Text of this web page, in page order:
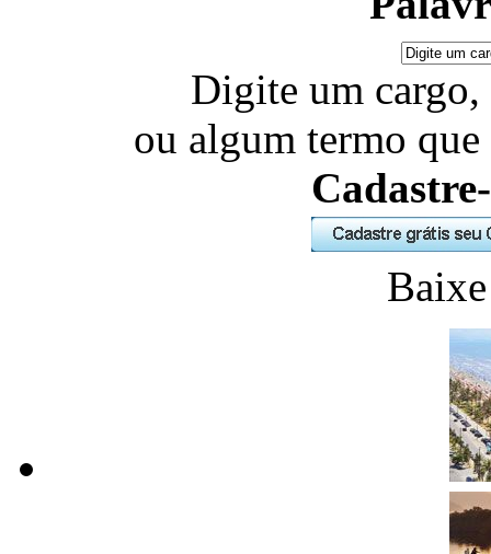
Digite um cargo,
ou algum termo que